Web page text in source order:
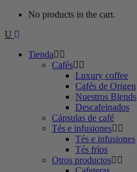
No products in the cart.
Tienda
Cafés
Luxury coffee
Cafés de Origen
Nuestros Blends
Descafeinados
Cápsulas de café
Tés e infusiones
Tés e infusiones
Tés fríos
Otros productos